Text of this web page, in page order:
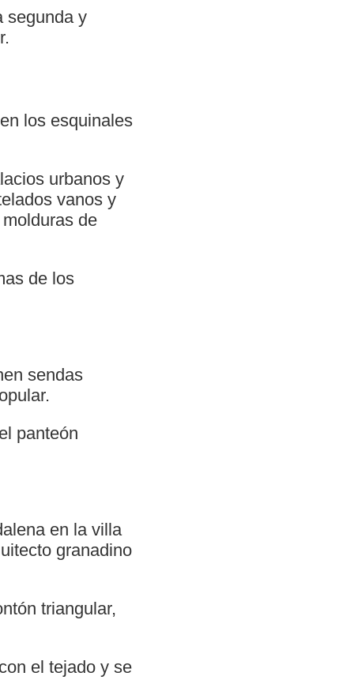
segunda y
los esquinales
urbanos y
vanos y
de
de los
sendas
panteón
en la villa
granadino
triangular,
el tejado y se